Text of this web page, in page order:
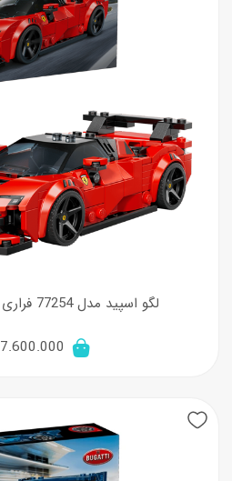
لگو اسپید مدل 77254 فراری SF90 XX استرادل
7.600.000